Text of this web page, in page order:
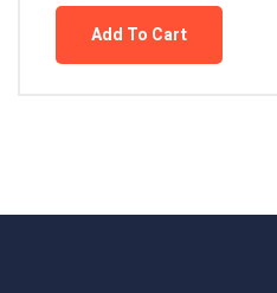
Add To Cart